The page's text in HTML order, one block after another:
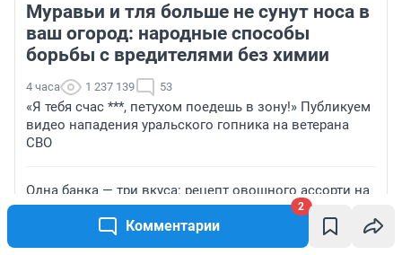
Комментарии
2
Муравьи и тля больше не сунут носа в
ваш огород: народные способы
борьбы с вредителями без химии
4 часа 1 237 139 53
«Я тебя счас ***, петухом поедешь в зону!» Публикуем
видео нападения уральского гопника на ветерана
СВО
Одна банка — три вкуса: рецепт овощного ассорти на
зиму для жителей Архангельской области